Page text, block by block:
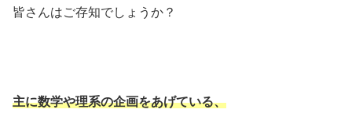
皆さんはご存知でしょうか？
主に数学や理系の企画をあげている、